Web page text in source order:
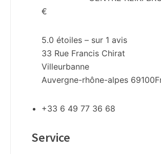
€
5.0 étoiles – sur 1 avis
33 Rue Francis Chirat
Villeurbanne
Auvergne-rhône-alpes 69100
+33 6 49 77 36 68
Service